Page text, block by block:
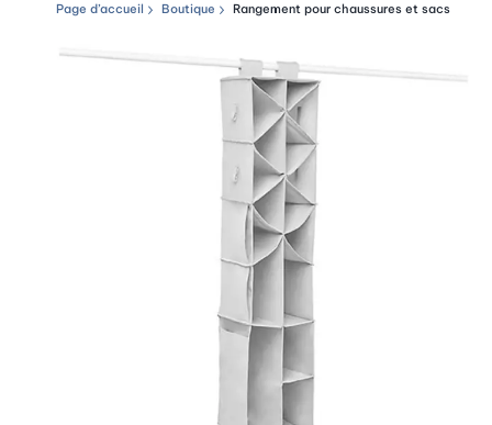
Chemin de navigation
Page d’accueil Boutique Rangement pour chaussures et sacs